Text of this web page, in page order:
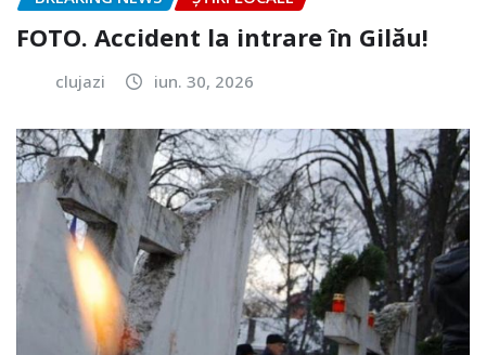
FOTO. Accident la intrare în Gilău!
clujazi iun. 30, 2026